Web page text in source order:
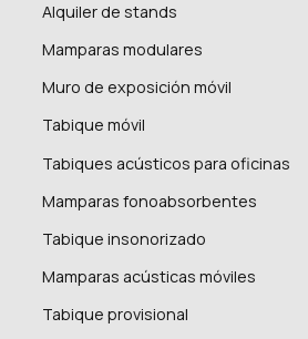
Alquiler de stands
Mamparas modulares
Muro de exposición móvil
Tabique móvil
Tabiques acústicos para oficinas
Mamparas fonoabsorbentes
Tabique insonorizado
Mamparas acústicas móviles
Tabique provisional